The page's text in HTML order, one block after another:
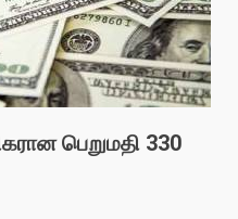
பெறுமதி 330